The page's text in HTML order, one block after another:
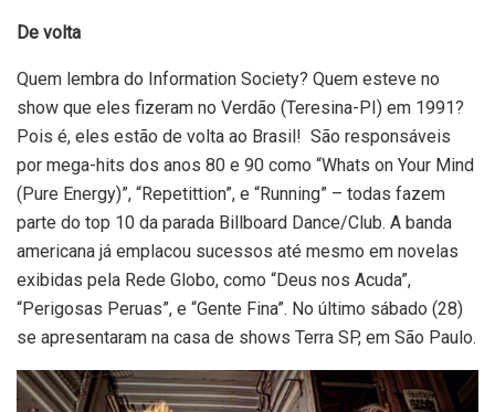
De volta
Quem lembra do Information Society? Quem esteve no
show que eles fizeram no Verdão (Teresina-PI) em 1991?
Pois é, eles estão de volta ao Brasil! São responsáveis
por mega-hits dos anos 80 e 90 como “Whats on Your Mind
(Pure Energy)”, “Repetittion”, e “Running” – todas fazem
parte do top 10 da parada Billboard Dance/Club. A banda
americana já emplacou sucessos até mesmo em novelas
exibidas pela Rede Globo, como “Deus nos Acuda”,
“Perigosas Peruas”, e “Gente Fina”. No último sábado (28)
se apresentaram na casa de shows Terra SP, em São Paulo.